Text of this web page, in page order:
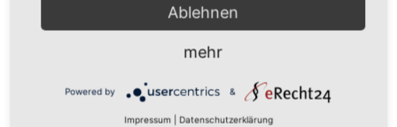
Ablehnen
mehr
Powered by &
Impressum Datenschutzerklärung